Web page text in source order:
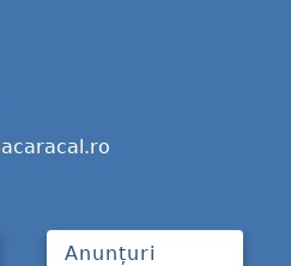
Anunțuri